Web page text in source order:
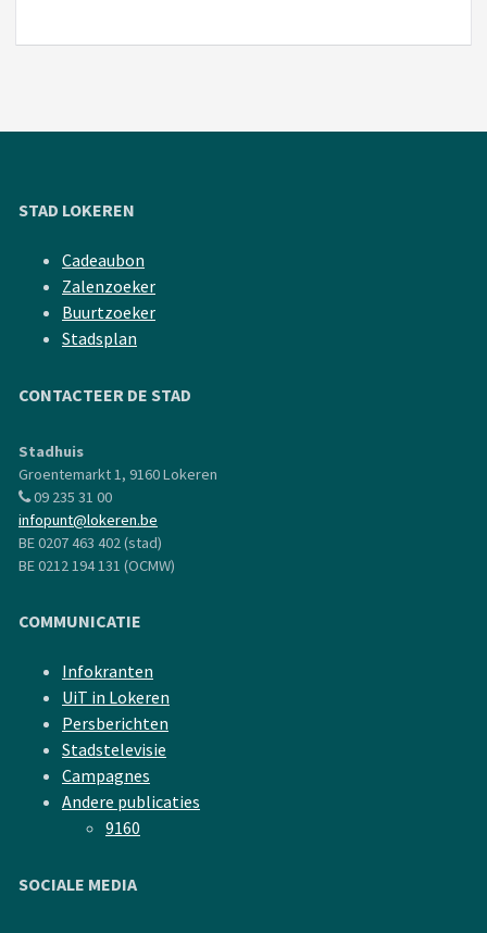
STAD LOKEREN
Cadeaubon
Zalenzoeker
Buurtzoeker
Stadsplan
CONTACTEER DE STAD
Stadhuis
Groentemarkt 1, 9160 Lokeren
09 235 31 00
infopunt@lokeren.be
BE 0207 463 402 (stad)
BE 0212 194 131 (OCMW)
COMMUNICATIE
Infokranten
UiT in Lokeren
Persberichten
Stadstelevisie
Campagnes
Andere publicaties
9160
SOCIALE MEDIA